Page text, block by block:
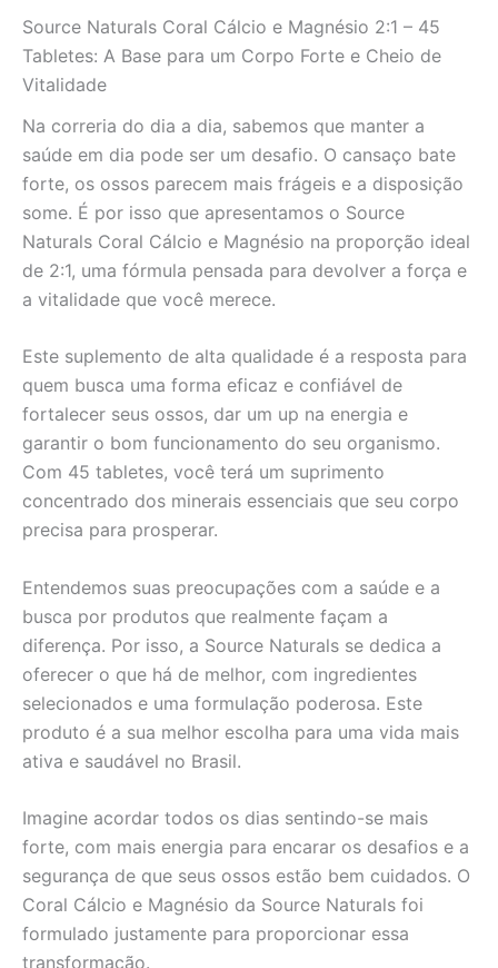
Fortes
e
quantidade
Source Naturals Coral Cálcio e Magnésio 2:1 – 45
Tabletes: A Base para um Corpo Forte e Cheio de
Vitalidade
Na correria do dia a dia, sabemos que manter a
saúde em dia pode ser um desafio. O cansaço bate
forte, os ossos parecem mais frágeis e a disposição
some. É por isso que apresentamos o Source
Naturals Coral Cálcio e Magnésio na proporção ideal
de 2:1, uma fórmula pensada para devolver a força e
a vitalidade que você merece.
Este suplemento de alta qualidade é a resposta para
quem busca uma forma eficaz e confiável de
fortalecer seus ossos, dar um up na energia e
garantir o bom funcionamento do seu organismo.
Com 45 tabletes, você terá um suprimento
concentrado dos minerais essenciais que seu corpo
precisa para prosperar.
Entendemos suas preocupações com a saúde e a
busca por produtos que realmente façam a
diferença. Por isso, a Source Naturals se dedica a
oferecer o que há de melhor, com ingredientes
selecionados e uma formulação poderosa. Este
produto é a sua melhor escolha para uma vida mais
ativa e saudável no Brasil.
Imagine acordar todos os dias sentindo-se mais
forte, com mais energia para encarar os desafios e a
segurança de que seus ossos estão bem cuidados. O
Coral Cálcio e Magnésio da Source Naturals foi
formulado justamente para proporcionar essa
transformação.